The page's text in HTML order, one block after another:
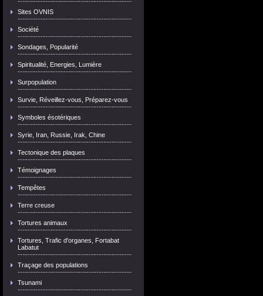
Sites OVNIS
Société
Sondages, Popularité
Spiritualité, Energies, Lumière
Surpopulation
Survie, Réveillez-vous, Préparez-vous
Symboles ésotériques
Syrie, Iran, Russie, Irak, Chine
Tectonique des plaques
Témoignages
Tempêtes
Terre creuse
Tortures animaux
Tortures, Trafic d'organes, Fortabat
Labatut
Traçage des populations
Tsunami